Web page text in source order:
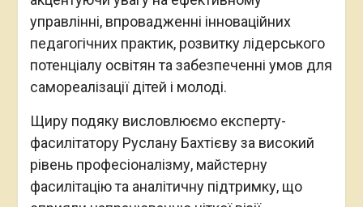
управлінні, впровадженні інноваційних
педагогічних практик, розвитку лідерського
потенціалу освітян та забезпеченні умов для
самореалізації дітей і молоді.
Щиру подяку висловлюємо експерту-
фасилітатору Руслану Бахтієву за високий
рівень професіоналізму, майстерну
фасилітацію та аналітичну підтримку, що